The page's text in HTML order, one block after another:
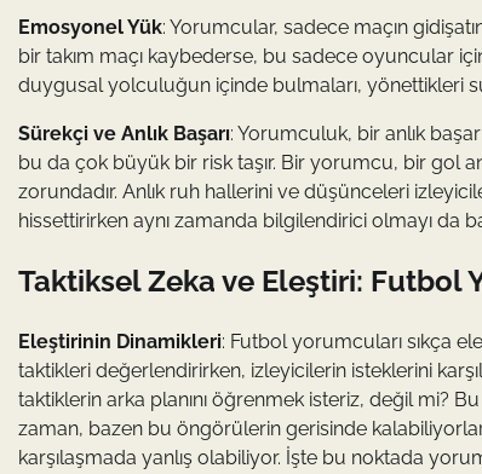
Emosyonel Yük: Yorumcular, sadece maçın
bir takım maçı kaybederse, bu sadece oyuncular
duygusal yolculuğun içinde bulmaları, yönettikleri
Sürekçi ve Anlık Başarı: Yorumculuk, bir anlık
bu da çok büyük bir risk taşır. Bir yorumcu, bir gol
zorundadır. Anlık ruh hallerini ve düşünceleri
hissettirirken aynı zamanda bilgilendirici olmayı da
Taktiksel Zeka ve Eleştiri: Futbol
Eleştirinin Dinamikleri: Futbol yorumcuları sıkça
taktikleri değerlendirirken, izleyicilerin isteklerini
taktiklerin arka planını öğrenmek isteriz, değil mi?
zaman, bazen bu öngörülerin gerisinde
karşılaşmada yanlış olabiliyor. İşte bu noktada